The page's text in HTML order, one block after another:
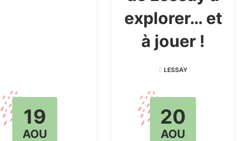
19
AOU
explorer… et
à jouer !
LESSAY
20
AOU